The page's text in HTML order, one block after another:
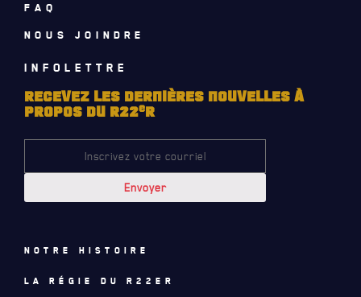
AVIS DE DÉCÈS
RECEVEZ NOS DERNIÈRES NOUVELLES À PROPOS DU R22ER
FAQ
NOUS JOINDRE
INFOLETTRE
RECEVEZ LES DERNIÈRES NOUVELLES À
PROPOS DU R22eR
Notre histoire
La régie du R22eR